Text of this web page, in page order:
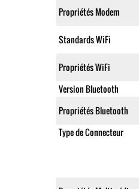
Propriétés Modem
Standards WiFi
Propriétés WiFi
Version Bluetooth
Propriétés Bluetooth
Type de Connecteur